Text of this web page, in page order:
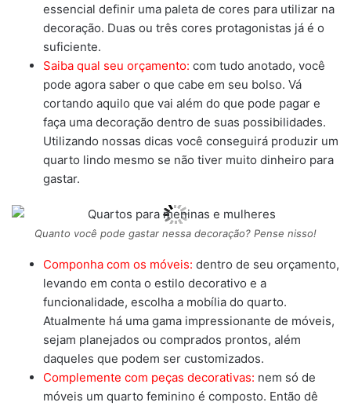
essencial definir uma paleta de cores para utilizar na
decoração. Duas ou três cores protagonistas já é o
suficiente.
Saiba qual seu orçamento: com tudo anotado, você
pode agora saber o que cabe em seu bolso. Vá
cortando aquilo que vai além do que pode pagar e
faça uma decoração dentro de suas possibilidades.
Utilizando nossas dicas você conseguirá produzir um
quarto lindo mesmo se não tiver muito dinheiro para
gastar.
Quanto você pode gastar nessa decoração? Pense nisso!
Componha com os móveis: dentro de seu orçamento,
levando em conta o estilo decorativo e a
funcionalidade, escolha a mobília do quarto.
Atualmente há uma gama impressionante de móveis,
sejam planejados ou comprados prontos, além
daqueles que podem ser customizados.
Complemente com peças decorativas: nem só de
móveis um quarto feminino é composto. Então dê